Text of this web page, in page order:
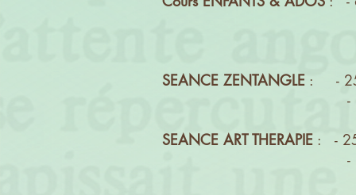
SEANCE ZENTANGLE : - 25
- 80 € forfait
SEANCE ART THERAPIE : -
- 80 € forfait